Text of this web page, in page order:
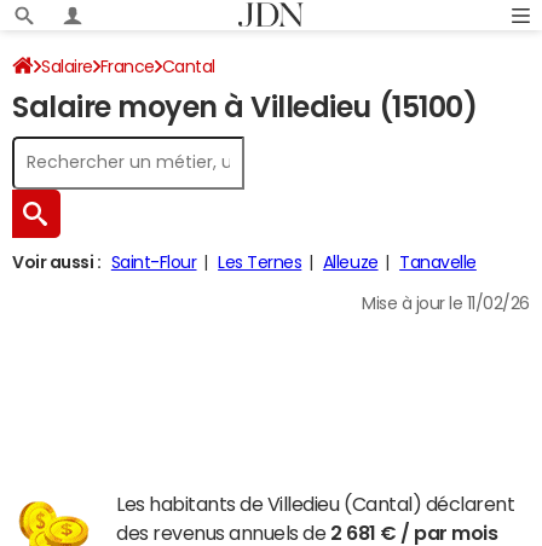
Salaire France Cantal
Salaire moyen à Villedieu (15100)
Voir aussi : Saint-Flour Les Ternes Alleuze Tanavelle
Mise à jour le 11/02/26
Les habitants de Villedieu (Cantal) déclarent
des revenus annuels de 2 681 € / par mois